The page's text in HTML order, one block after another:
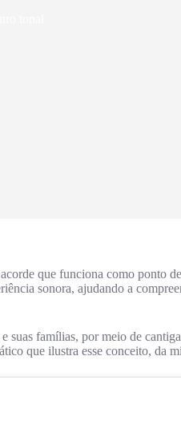
que funciona como ponto
sonora, ajudando a
suas famílias, por meio de
que ilustra esse conceito, da